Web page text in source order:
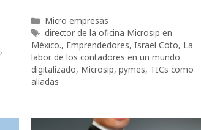
,
Categorías
Micro empresas
Etiquetas
director de la oficina Microsip en
México., Emprendedores, Israel Coto, La
labor de los contadores en un mundo
digitalizado, Microsip, pymes, TICs como
aliadas